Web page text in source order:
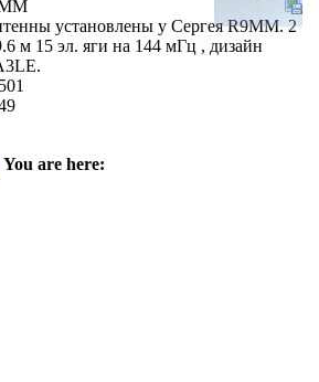
установлены у Сергея R9MM. 2
м 15 эл. яги на 144 мГц , дизайн
You are here: